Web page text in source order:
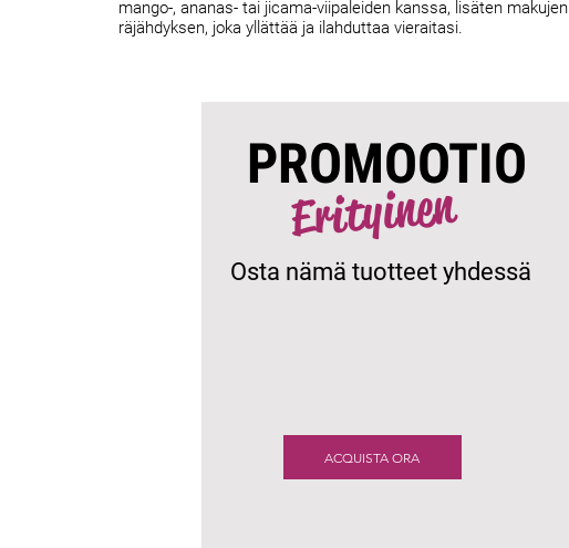
mango-, ananas- tai jicama-viipaleiden kanssa, lisäten makujen
räjähdyksen, joka yllättää ja ilahduttaa vieraitasi.
PROMOOTIO
Erityinen
Osta nämä tuotteet yhdessä
ACQUISTA ORA